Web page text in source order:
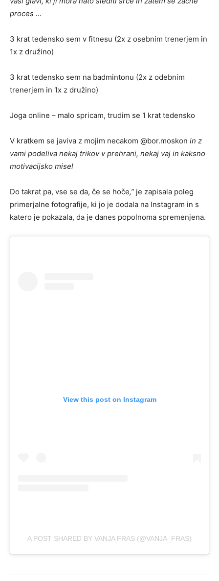
proces …
3 krat tedensko sem v fitnesu (2x z osebnim trenerjem in
1x z družino)
3 krat tedensko sem na badmintonu (2x z odebnim
trenerjem in 1x z družino)
Joga online – malo spricam, trudim se 1 krat tedensko
V kratkem se javiva z mojim necakom @bor.moskon in z
vami podeliva nekaj trikov v prehrani, nekaj vaj in kaksno
motivacijsko misel
Do takrat pa, vse se da, če se hoče,” je zapisala poleg
primerjalne fotografije, ki jo je dodala na Instagram in s
katero je pokazala, da je danes popolnoma spremenjena.
View this post on Instagram
A POST SHARED BY VANJA FRAS (@VANJA_FRAS)